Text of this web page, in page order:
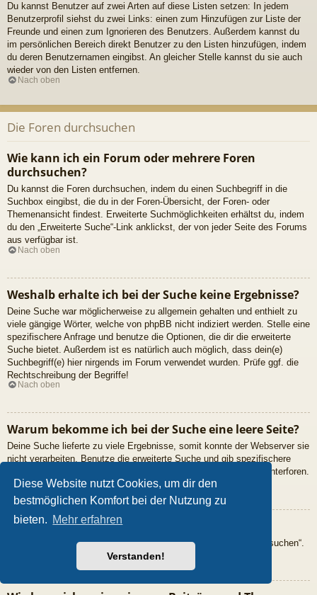
Diese Website nutzt Cookies, um dir den
bestmöglichen Komfort bei der Nutzung zu
bieten. Mehr erfahren
Verstanden!
Du kannst Benutzer auf zwei Arten auf diese Listen setzen: In jedem
Benutzerprofil siehst du zwei Links: einen zum Hinzufügen zur Liste der
Freunde und einen zum Ignorieren des Benutzers. Außerdem kannst du
im persönlichen Bereich direkt Benutzer zu den Listen hinzufügen, indem
du deren Benutzernamen eingibst. An gleicher Stelle kannst du sie auch
wieder von den Listen entfernen.
Nach oben
Die Foren durchsuchen
Wie kann ich ein Forum oder mehrere Foren
durchsuchen?
Du kannst die Foren durchsuchen, indem du einen Suchbegriff in die
Suchbox eingibst, die du in der Foren-Übersicht, der Foren- oder
Themenansicht findest. Erweiterte Suchmöglichkeiten erhältst du, indem
du den „Erweiterte Suche“-Link anklickst, der von jeder Seite des Forums
aus verfügbar ist.
Nach oben
Weshalb erhalte ich bei der Suche keine Ergebnisse?
Deine Suche war möglicherweise zu allgemein gehalten und enthielt zu
viele gängige Wörter, welche von phpBB nicht indiziert werden. Stelle eine
spezifischere Anfrage und benutze die Optionen, die dir die erweiterte
Suche bietet. Außerdem ist es natürlich auch möglich, dass dein(e)
Suchbegriff(e) hier nirgends im Forum verwendet wurden. Prüfe ggf. die
Rechtschreibung der Begriffe!
Nach oben
Warum bekomme ich bei der Suche eine leere Seite?
Deine Suche lieferte zu viele Ergebnisse, somit konnte der Webserver sie
nicht verarbeiten. Benutze die erweiterte Suche und gib spezifischere
Suchbegriffe ein oder beschränke die Suche auf verschiedene Unterforen.
Nach oben
Wie kann ich nach Mitgliedern suchen?
Gehe zur „Mitglieder“-Seite und klicke auf „Nach einem Mitglied suchen“.